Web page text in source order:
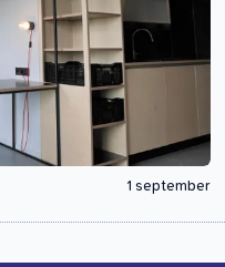
1 september